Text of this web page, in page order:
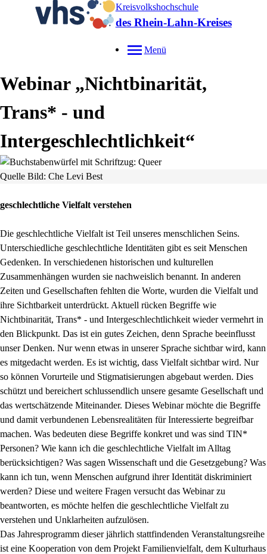
Kreisvolkshochschule
des Rhein-Lahn-Kreises
Menü
Webinar „Nichtbinarität,
Trans* - und
Intergeschlechtlichkeit“
Quelle Bild: Che Levi Best
geschlechtliche Vielfalt verstehen
Die geschlechtliche Vielfalt ist Teil unseres menschlichen Seins.
Unterschiedliche geschlechtliche Identitäten gibt es seit Menschen
Gedenken. In verschiedenen historischen und kulturellen
Zusammenhängen wurden sie nachweislich benannt. In anderen
Zeiten und Gesellschaften fehlten die Worte, wurden die Vielfalt und
ihre Sichtbarkeit unterdrückt. Aktuell rücken Begriffe wie
Nichtbinarität, Trans* - und Intergeschlechtlichkeit wieder vermehrt in
den Blickpunkt. Das ist ein gutes Zeichen, denn Sprache beeinflusst
unser Denken. Nur wenn etwas in unserer Sprache sichtbar wird, kann
es mitgedacht werden. Es ist wichtig, dass Vielfalt sichtbar wird. Nur
so können Vorurteile und Stigmatisierungen abgebaut werden. Dies
schützt und bereichert schlussendlich unsere gesamte Gesellschaft und
das wertschätzende Miteinander. Dieses Webinar möchte die Begriffe
und damit verbundenen Lebensrealitäten für Interessierte begreifbar
machen. Was bedeuten diese Begriffe konkret und was sind TIN*
Personen? Wie kann ich die geschlechtliche Vielfalt im Alltag
berücksichtigen? Was sagen Wissenschaft und die Gesetzgebung? Was
kann ich tun, wenn Menschen aufgrund ihrer Identität diskriminiert
werden? Diese und weitere Fragen versucht das Webinar zu
beantworten, es möchte helfen die geschlechtliche Vielfalt zu
verstehen und Unklarheiten aufzulösen.
Das Jahresprogramm dieser jährlich stattfindenden Veranstaltungsreihe
ist eine Kooperation von dem Projekt Familienvielfalt, dem Kulturhaus